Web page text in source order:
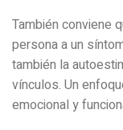
También conviene
persona a un
también la
vínculos. Un
emocional y